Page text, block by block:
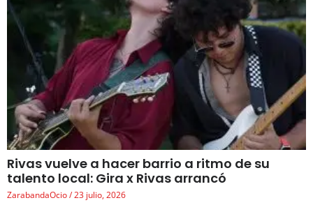
Rivas vuelve a hacer barrio a ritmo de su
talento local: Gira x Rivas arrancó
ZarabandaOcio 23 julio, 2026